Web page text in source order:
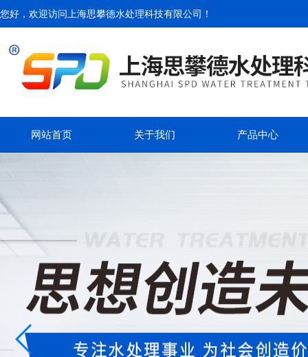
您好，欢迎访问 上海思攀德水处理科技有限公司 ！
网站首页 关于我们 产品中心